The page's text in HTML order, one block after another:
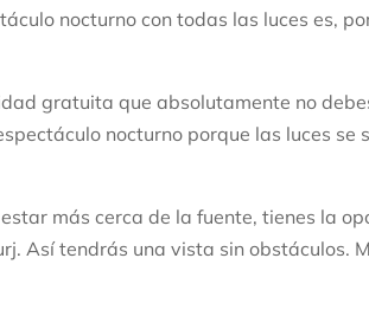
nocturno con todas las luces es,
gratuita que absolutamente no
nocturno porque las luces se
más cerca de la fuente, tienes la
Así tendrás una vista sin obstáculos.